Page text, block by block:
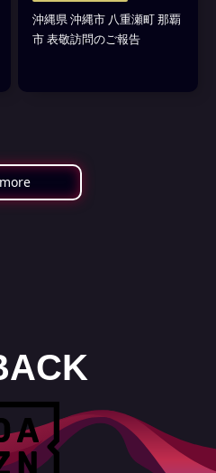
沖縄県 沖縄市 八重瀬町 那覇
市 表敬訪問のご報告
more
ACK